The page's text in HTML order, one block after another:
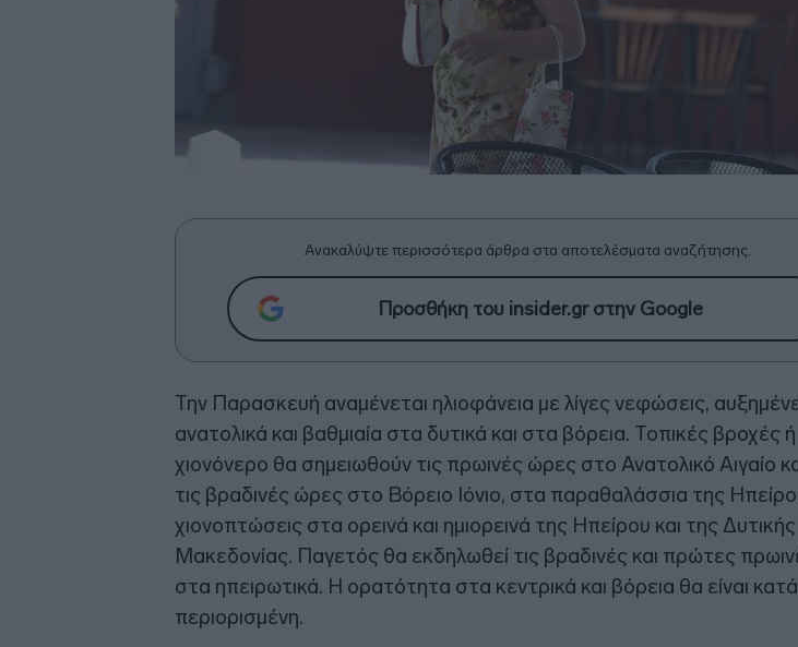
Ανακαλύψτε περισσότερα άρθρα στα αποτελέσματα αναζήτησης.
Προσθήκη του insider.gr στην Google
Την Παρασκευή αναμένεται ηλιοφάνεια με λίγες νεφώσεις,
ανατολικά και βαθμιαία στα δυτικά και στα βόρεια. Τοπικές βροχές ή
χιονόνερο θα σημειωθούν τις πρωινές ώρες στο Ανατολικό Αιγαίο
τις βραδινές ώρες στο Βόρειο Ιόνιο, στα παραθαλάσσια της
χιονοπτώσεις στα ορεινά και ημιορεινά της Ηπείρου και της Δυτικής
Μακεδονίας. Παγετός θα εκδηλωθεί τις βραδινές και πρώτες
στα ηπειρωτικά. Η ορατότητα στα κεντρικά και βόρεια θα είναι
περιορισμένη.